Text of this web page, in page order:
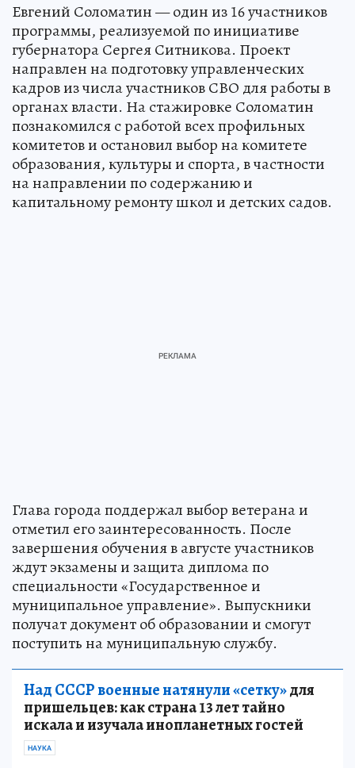
Евгений Соломатин — один из 16 участников
программы, реализуемой по инициативе
губернатора Сергея Ситникова. Проект
направлен на подготовку управленческих
кадров из числа участников СВО для работы в
органах власти. На стажировке Соломатин
познакомился с работой всех профильных
комитетов и остановил выбор на комитете
образования, культуры и спорта, в частности
на направлении по содержанию и
капитальному ремонту школ и детских садов.
Глава города поддержал выбор ветерана и
отметил его заинтересованность. После
завершения обучения в августе участников
ждут экзамены и защита диплома по
специальности «Государственное и
муниципальное управление». Выпускники
получат документ об образовании и смогут
поступить на муниципальную службу.
Над СССР военные натянули «сетку»для
пришельцев: как страна 13 лет тайно
искала и изучала инопланетных гостей
НАУКА